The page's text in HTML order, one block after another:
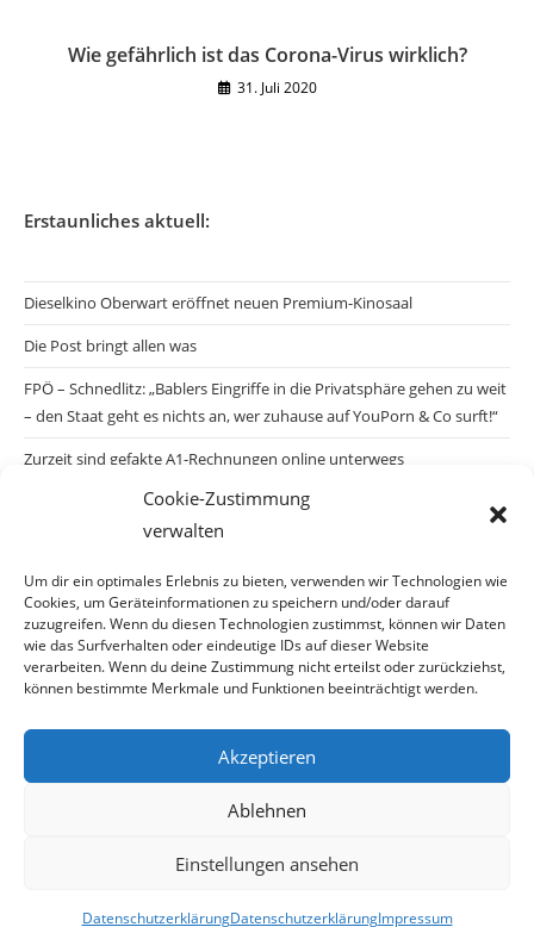
Cookie-Zustimmung
verwalten
Um dir ein optimales Erlebnis zu bieten, verwenden wir Technologien wie
Cookies, um Geräteinformationen zu speichern und/oder darauf
zuzugreifen. Wenn du diesen Technologien zustimmst, können wir Daten
wie das Surfverhalten oder eindeutige IDs auf dieser Website
verarbeiten. Wenn du deine Zustimmung nicht erteilst oder zurückziehst,
können bestimmte Merkmale und Funktionen beeinträchtigt werden.
Akzeptieren
Ablehnen
Einstellungen ansehen
DatenschutzerklärungDatenschutzerklärungImpressum
Wie gefährlich ist das Corona-Virus wirklich?
31. Juli 2020
Erstaunliches aktuell:
Dieselkino Oberwart eröffnet neuen Premium-Kinosaal
Die Post bringt allen was
FPÖ – Schnedlitz: „Bablers Eingriffe in die Privatsphäre gehen zu weit
– den Staat geht es nichts an, wer zuhause auf YouPorn & Co surft!“
Zurzeit sind gefakte A1-Rechnungen online unterwegs
Salzburgs Juden und ihre Sicherheit: „Erst nach einem Anschlag wäre
die Gefahr endlich konkret!“
Biologisches Wunder in Ceuta
Ein vermeintliches Abschiebemärchen
Archiv
© Copyright 2026 · Auch Ihre Information ist uns wichtig! Haben Sie eine